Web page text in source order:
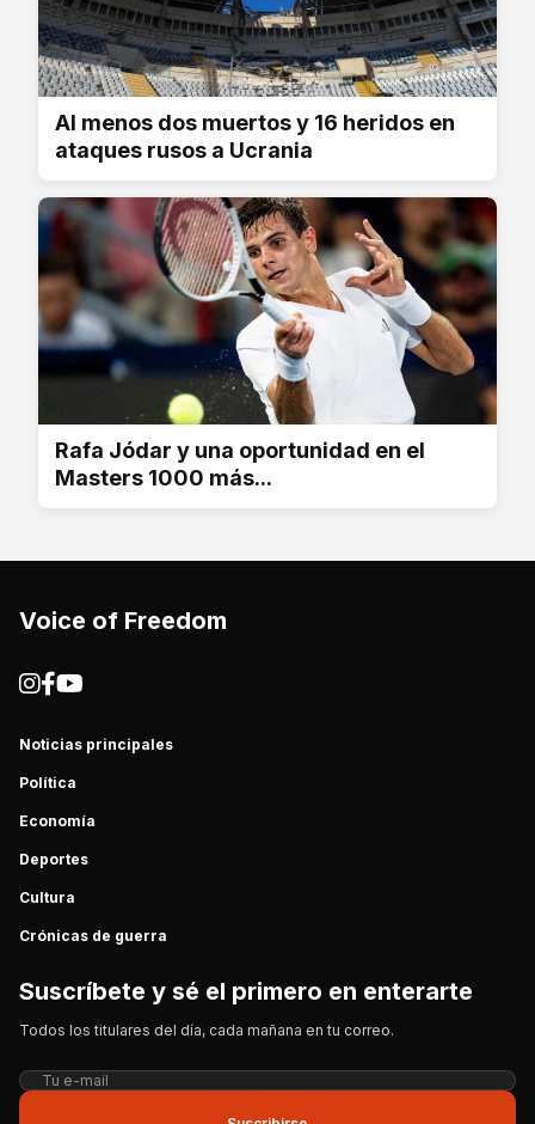
Al menos dos muertos y 16 heridos en
ataques rusos a Ucrania
Rafa Jódar y una oportunidad en el
Masters 1000 más...
Voice of Freedom
Noticias principales
Política
Economía
Deportes
Cultura
Crónicas de guerra
Suscríbete y sé el primero en enterarte
Todos los titulares del día, cada mañana en tu correo.